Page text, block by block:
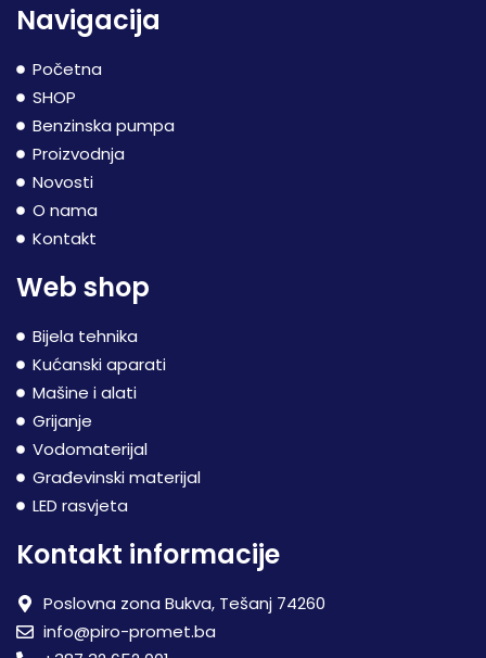
Navigacija
Početna
SHOP
Benzinska pumpa
Proizvodnja
Novosti
O nama
Kontakt
Web shop
Bijela tehnika
Kućanski aparati
Mašine i alati
Grijanje
Vodomaterijal
Građevinski materijal
LED rasvjeta
Kontakt informacije
Poslovna zona Bukva, Tešanj 74260
info@piro-promet.ba